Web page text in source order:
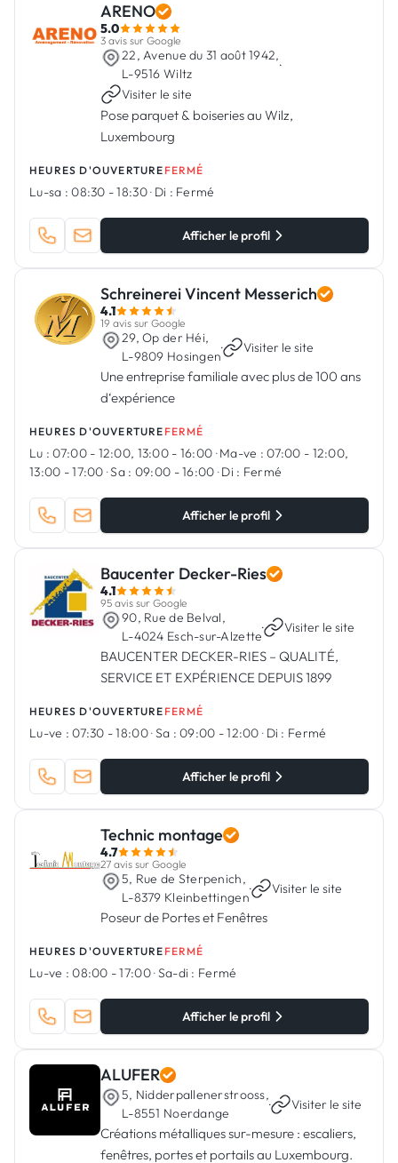
ARENO
5.0
3 avis sur Google
22, Avenue du 31 août 1942,
L-9516 Wiltz
·
Visiter le site
Pose parquet & boiseries au Wilz,
Luxembourg
HEURES D'OUVERTURE FERMÉ
Lu-sa : 08:30 - 18:30· Di : Fermé
Afficher le profil
Schreinerei Vincent Messerich
4.1
19 avis sur Google
29, Op der Héi,
L-9809 Hosingen
· Visiter le site
Une entreprise familiale avec plus de 100 ans
d‘expérience
HEURES D'OUVERTURE FERMÉ
Lu : 07:00 - 12:00, 13:00 - 16:00 ·Ma-ve : 07:00 - 12:00,
13:00 - 17:00 ·Sa : 09:00 - 16:00 ·Di : Fermé
Afficher le profil
Baucenter Decker-Ries
4.1
95 avis sur Google
90, Rue de Belval,
L-4024 Esch-sur-Alzette
· Visiter le site
BAUCENTER DECKER-RIES – QUALITÉ,
SERVICE ET EXPÉRIENCE DEPUIS 1899
HEURES D'OUVERTURE FERMÉ
Lu-ve : 07:30 - 18:00·Sa : 09:00 - 12:00· Di : Fermé
Afficher le profil
Technic montage
4.7
27 avis sur Google
5, Rue de Sterpenich,
L-8379 Kleinbettingen
· Visiter le site
Poseur de Portes et Fenêtres
HEURES D'OUVERTURE FERMÉ
Lu-ve : 08:00 - 17:00·Sa-di : Fermé
Afficher le profil
ALUFER
5, Nidderpallenerstrooss,
L-8551 Noerdange
· Visiter le site
Créations métalliques sur-mesure : escaliers,
fenêtres, portes et portails au Luxembourg.